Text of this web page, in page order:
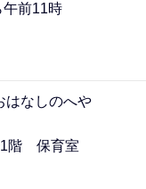
前11時
なしのへや
1階 保育室